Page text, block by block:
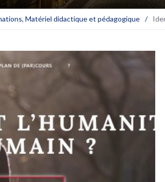
, Matériel didactique et pédagogique /